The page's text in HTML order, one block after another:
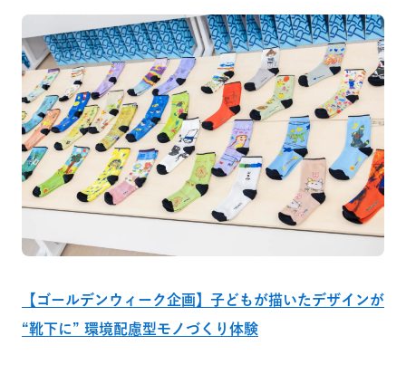
【ゴールデンウィーク企画】子どもが描いたデザインが
“靴下に” 環境配慮型モノづくり体験